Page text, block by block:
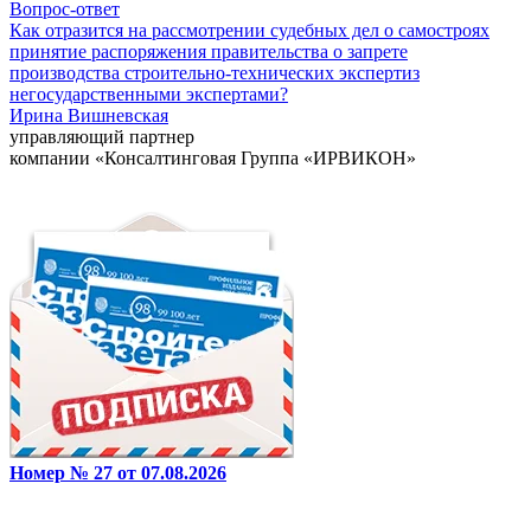
Вопрос-ответ
Как отразится на рассмотрении судебных дел о самостроях
принятие распоряжения правительства о запрете
производства строительно-технических экспертиз
негосударственными экспертами?
Ирина Вишневская
управляющий партнер
компании «Консалтинговая Группа «ИРВИКОН»
Номер № 27 от 07.08.2026